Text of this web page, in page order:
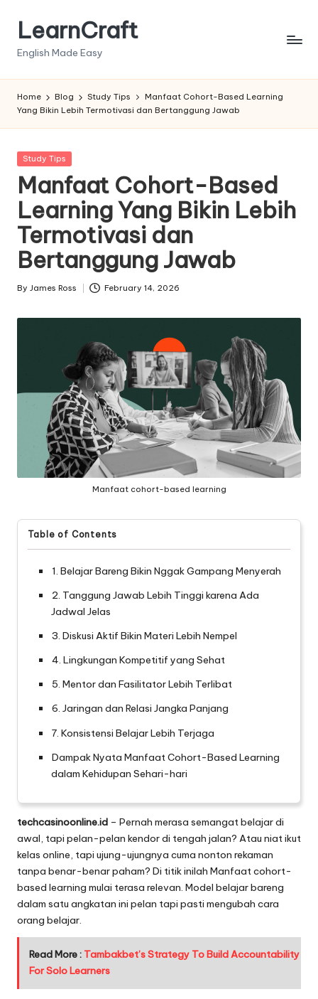
content
LearnCraft
English Made Easy
Home Blog Study Tips
Manfaat Cohort-Based Learning
Yang Bikin Lebih Termotivasi dan Bertanggung Jawab
Posted
Study Tips
Manfaat Cohort-Based
Learning Yang Bikin Lebih
Termotivasi dan
Bertanggung Jawab
Posted
By James Ross February 14, 2026
Manfaat cohort-based learning
Table of Contents
1. Belajar Bareng Bikin Nggak Gampang Menyerah
2. Tanggung Jawab Lebih Tinggi karena Ada
Jadwal Jelas
3. Diskusi Aktif Bikin Materi Lebih Nempel
4. Lingkungan Kompetitif yang Sehat
5. Mentor dan Fasilitator Lebih Terlibat
6. Jaringan dan Relasi Jangka Panjang
7. Konsistensi Belajar Lebih Terjaga
Dampak Nyata Manfaat Cohort-Based Learning
dalam Kehidupan Sehari-hari
techcasinoonline.id – Pernah merasa semangat belajar di
awal, tapi pelan-pelan kendor di tengah jalan? Atau niat ikut
kelas online, tapi ujung-ujungnya cuma nonton rekaman
tanpa benar-benar paham? Di titik inilah Manfaat cohort-
based learning mulai terasa relevan. Model belajar bareng
dalam satu angkatan ini pelan tapi pasti mengubah cara
orang belajar.
Read More : Tambakbet’s Strategy To Build Accountability
For Solo Learners